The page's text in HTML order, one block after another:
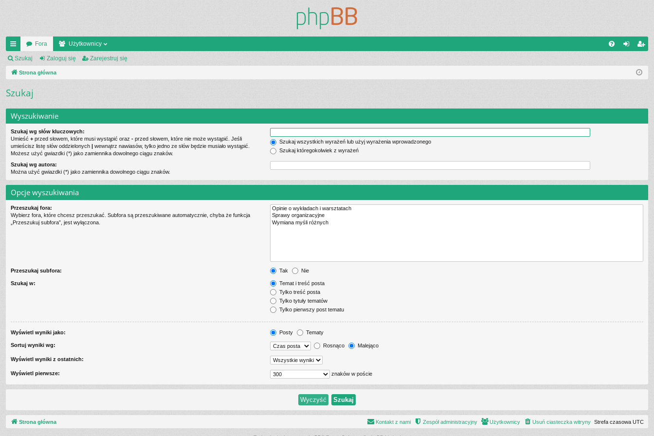
ię
ce
Fora Użytkownicy
ej
Szukaj Zaloguj się Zarejestruj się
Strona główna
Szukaj
Wyszukiwanie
Szukaj wg słów kluczowych:
Umieść + przed słowem, które musi wystąpić oraz - przed słowem, które nie może wystąpić. Jeśli
umieścisz listę słów oddzielonych | wewnątrz nawiasów, tylko jedno ze słów będzie musiało wystąpić.
Możesz użyć gwiazdki (*) jako zamiennika dowolnego ciągu znaków.
Szukaj wszystkich wyrażeń lub użyj wyrażenia wprowadzonego
Szukaj któregokolwiek z wyrażeń
Szukaj wg autora:
Można użyć gwiazdki (*) jako zamiennika dowolnego ciągu znaków.
Opcje wyszukiwania
Przeszukaj fora:
Wybierz fora, które chcesz przeszukać. Subfora są przeszukiwane automatycznie, chyba że funkcja
„Przeszukuj subfora”, jest wyłączona.
Przeszukaj subfora: Tak Nie
Szukaj w:
Temat i treść posta
Tylko treść posta
Tylko tytuły tematów
Tylko pierwszy post tematu
Wyświetl wyniki jako: Posty Tematy
Sortuj wyniki wg: Rosnąco Malejąco
Wyświetl wyniki z ostatnich:
Wyświetl pierwsze: znaków w poście
Strona główna Strefa czasowa UTC
Usuń ciasteczka witryny
Użytkownicy
Zespół administracyjny
Kontakt z nami